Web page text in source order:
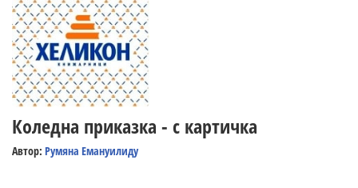
Коледна приказка - с картичка
Автор: Румяна Емануилиду